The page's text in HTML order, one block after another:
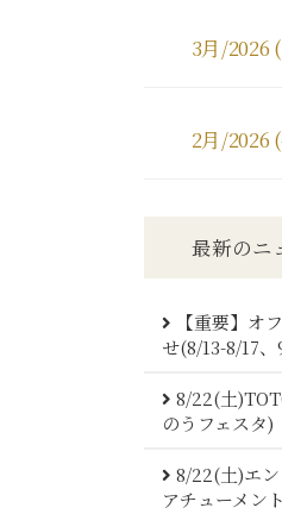
3月/2026
2月/2026
最新のニ
【重要】オ
せ(8/13-8/17
8/22(土
のうフェスタ)
8/22(土)エ
アチューメン